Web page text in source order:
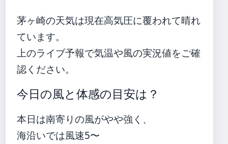
茅ヶ崎の天気は現在高気圧に覆われて晴れ
ています。
上のライブ予報で気温や風の実況値をご確
認ください。
今日の風と体感の目安は？
本日は南寄りの風がやや強く、
海沿いでは風速5〜